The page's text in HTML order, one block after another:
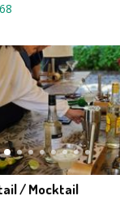
/ Mocktail